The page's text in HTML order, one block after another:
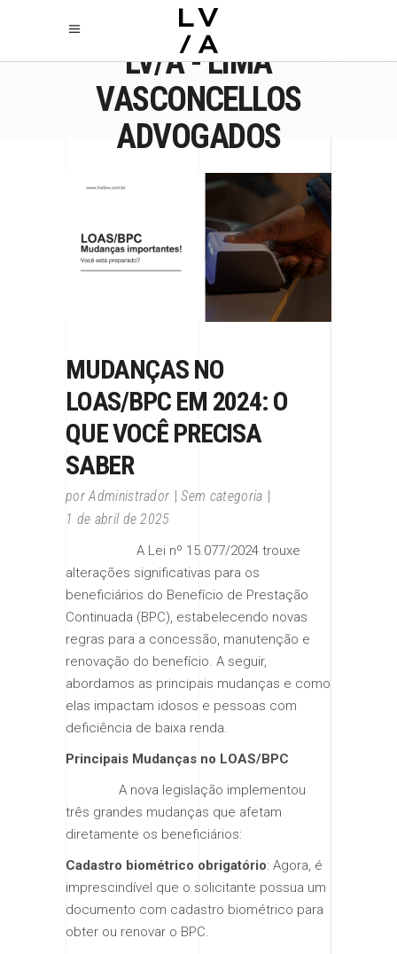
LV/A - LIMA
VASCONCELLOS
ADVOGADOS
MUDANÇAS NO
LOAS/BPC EM 2024: O
QUE VOCÊ PRECISA
SABER
porAdministrador
Sem categoria
1 de abril de 2025
A Lei nº 15.077/2024 trouxe
alterações significativas para os
beneficiários do Benefício de Prestação
Continuada (BPC), estabelecendo novas
regras para a concessão, manutenção e
renovação do benefício. A seguir,
abordamos as principais mudanças e como
elas impactam idosos e pessoas com
deficiência de baixa renda.
Principais Mudanças no LOAS/BPC
A nova legislação implementou
três grandes mudanças que afetam
diretamente os beneficiários:
Cadastro biométrico obrigatório: Agora, é
imprescindível que o solicitante possua um
documento com cadastro biométrico para
obter ou renovar o BPC.